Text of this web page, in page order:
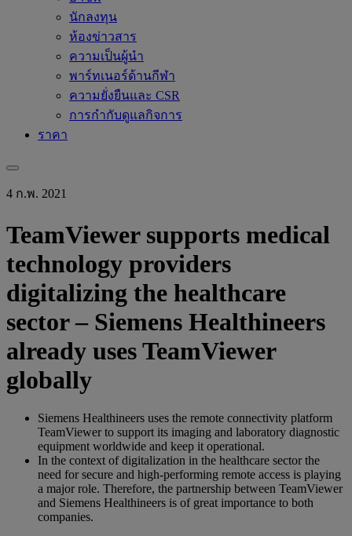
นักลงทุน
ห้องข่าวสาร
ความเป็นผู้นำ
พาร์ทเนอร์ด้านกีฬา
ความยั่งยืนและ CSR
การกำกับดูแลกิจการ
ราคา
4 ก.พ. 2021
TeamViewer supports medical
technology providers
digitalizing the healthcare
sector – Siemens Healthineers
already uses TeamViewer
globally
Siemens Healthineers uses the remote connectivity platform
TeamViewer to support its imaging and laboratory diagnostic
equipment worldwide and keep it operational.
In the context of digitalization in the healthcare sector the
need for secure and high-performing remote access is playing
a major role. Therefore, the partnership between TeamViewer
and Siemens Healthineers is of great importance to both
companies.